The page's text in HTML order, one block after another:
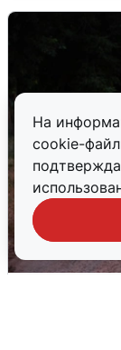
На
cookie-